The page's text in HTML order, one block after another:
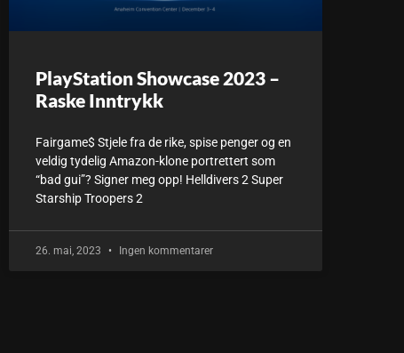
PlayStation Showcase 2023 –
Raske Inntrykk
Fairgame$ Stjele fra de rike, spise penger og en
veldig tydelig Amazon-klone portrettert som
“bad gui”? Signer meg opp! Helldivers 2 Super
Starship Troopers 2
26. mai, 2023 Ingen kommentarer